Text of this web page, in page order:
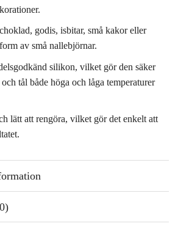
godis, isbitar, små kakor eller
av små nallebjörnar.
silikon, vilket gör den säker
tål både höga och låga temperaturer
lätt att rengöra, vilket gör det enkelt att